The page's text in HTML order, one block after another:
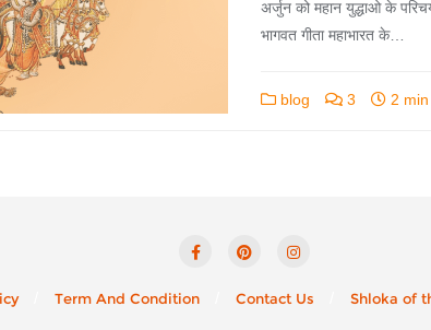
अर्जुन को महान युद्धाओ के
भागवत गीता महाभारत के…
blog 3 2
Term And Condition Contact Us Shloka of